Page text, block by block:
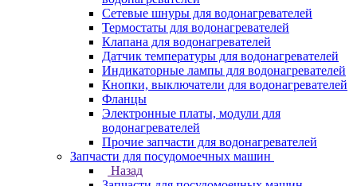
Сетевые шнуры для водонагревателей
Термостаты для водонагревателей
Клапана для водонагревателей
Датчик температуры для водонагревателей
Индикаторные лампы для водонагревателей
Кнопки, выключатели для водонагревателей
Фланцы
Электронные платы, модули для
водонагревателей
Прочие запчасти для водонагревателей
Запчасти для посудомоечных машин
Назад